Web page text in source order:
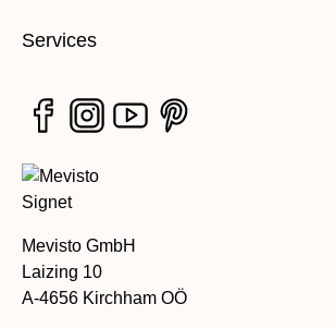
Services
Mevisto GmbH
Laizing 10
A-4656 Kirchham OÖ